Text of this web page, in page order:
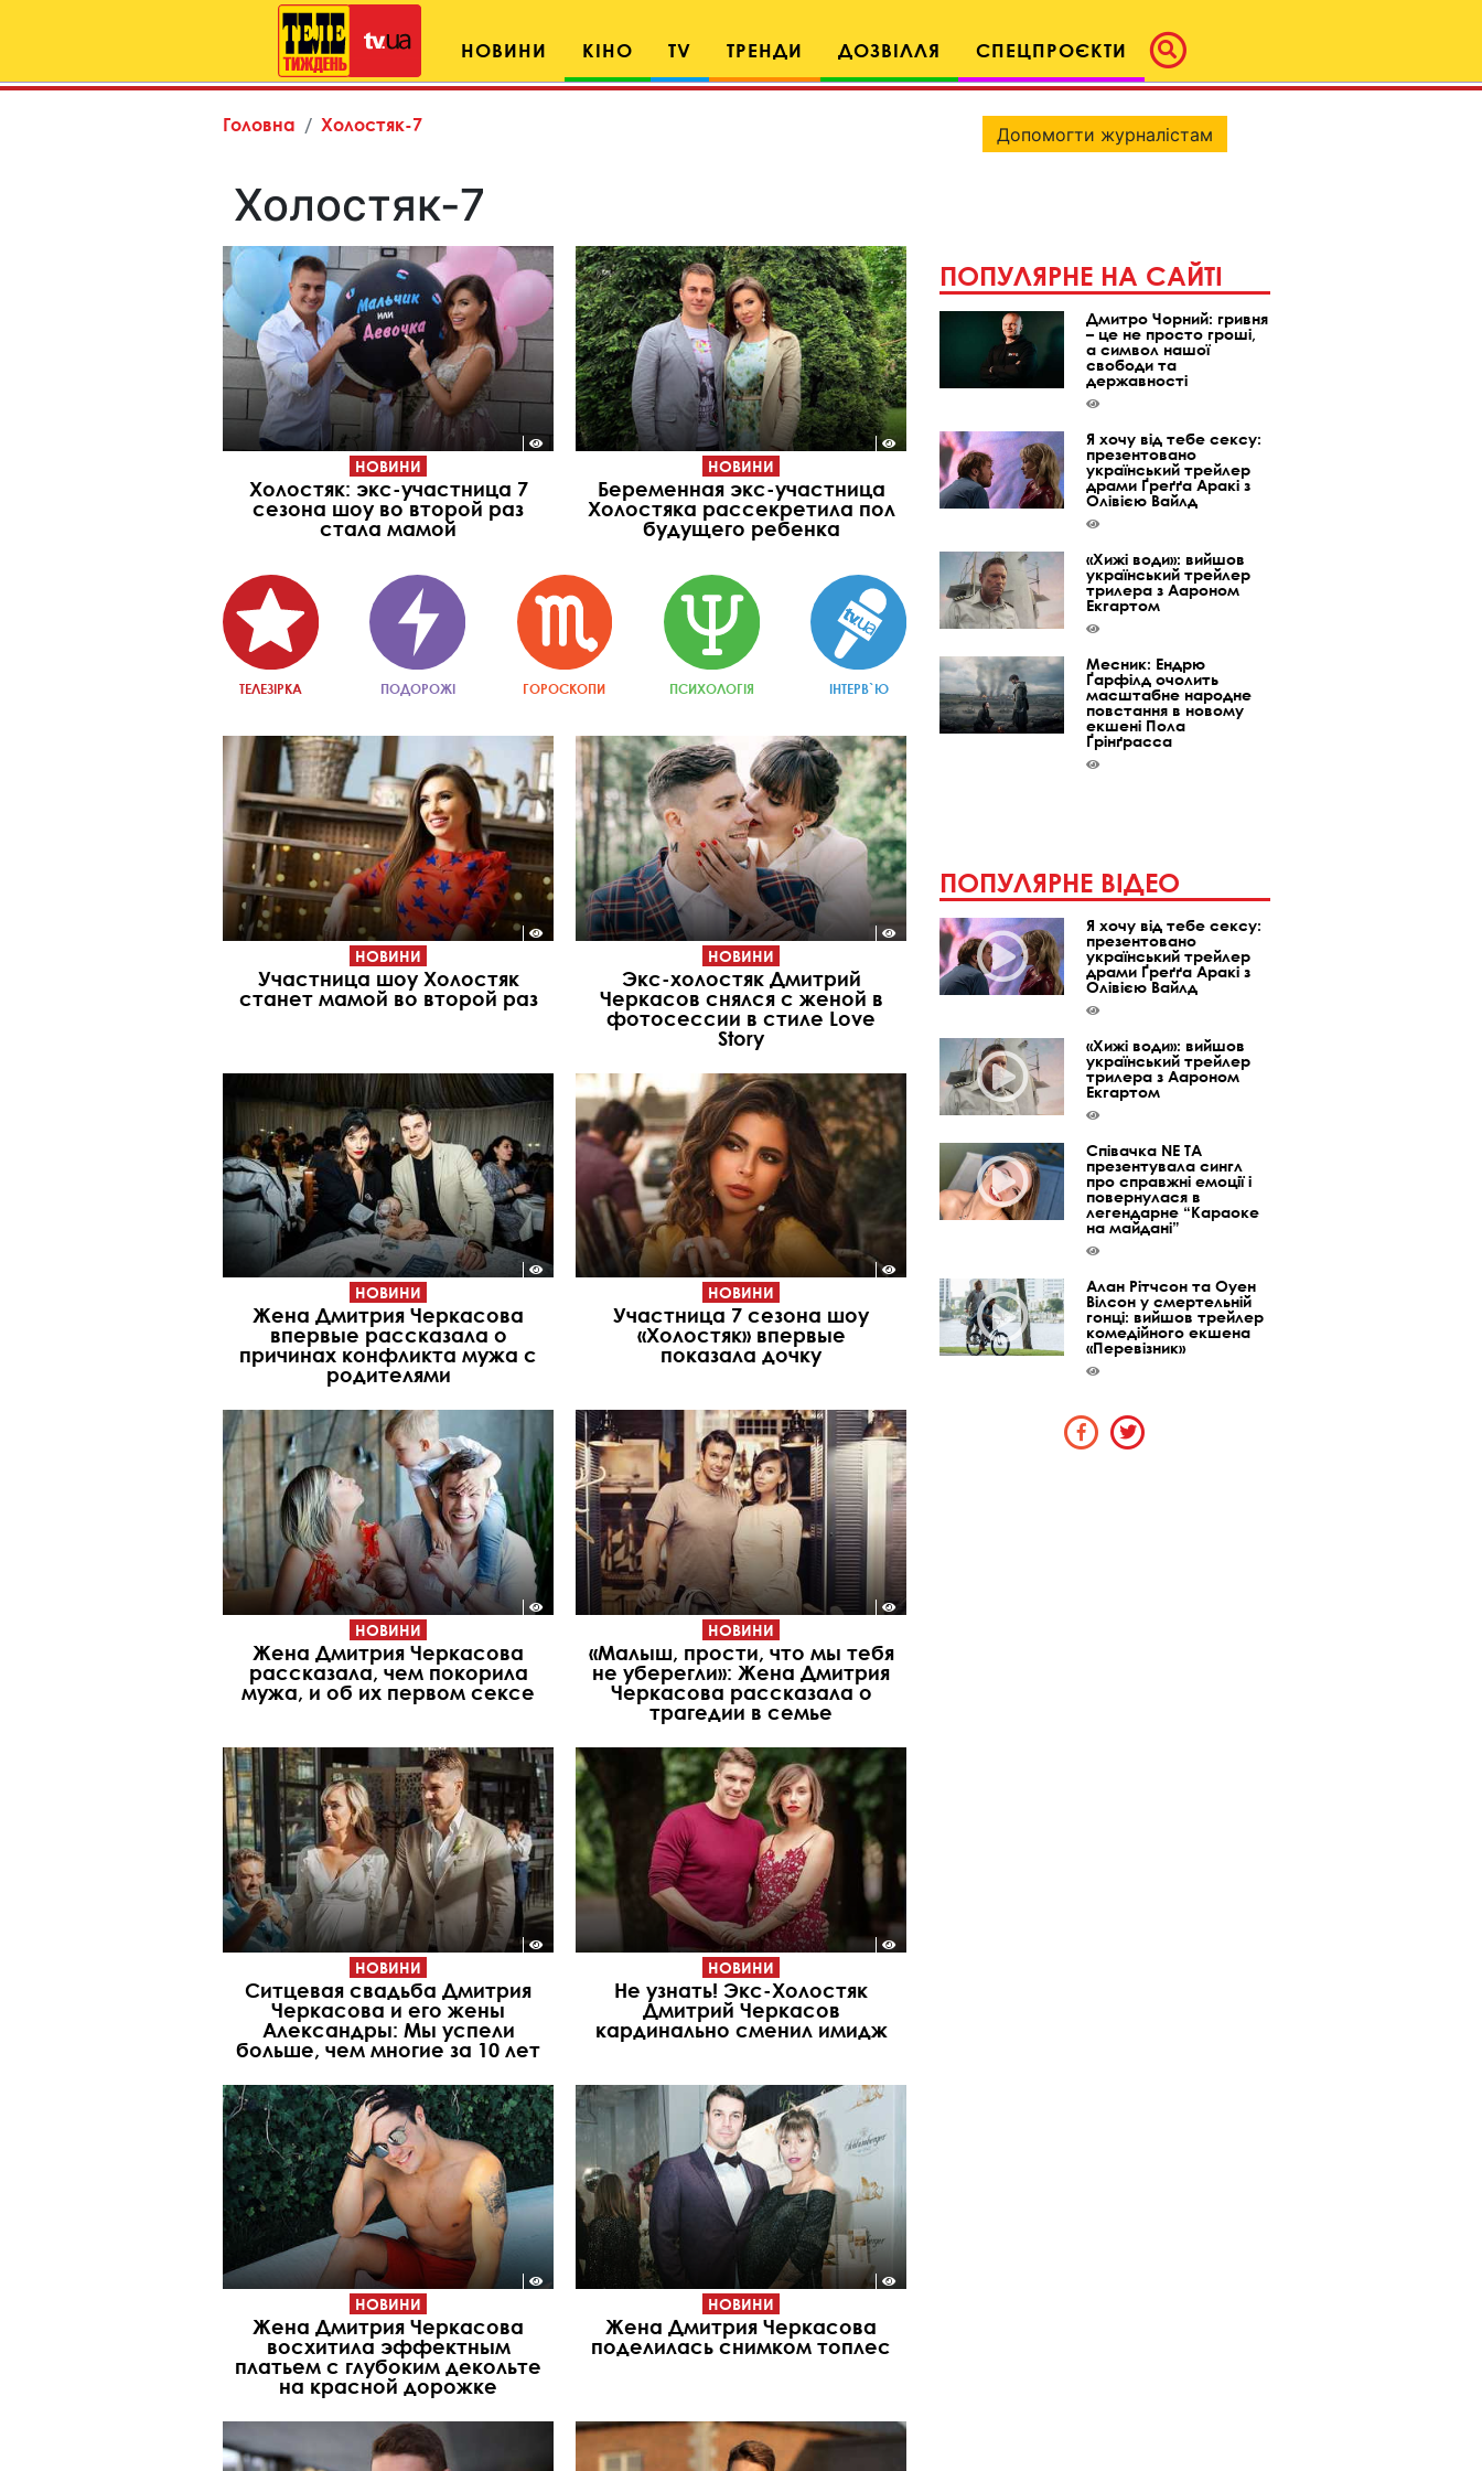
НОВИНИ КІНО TV ТРЕНДИ ДОЗВІЛЛЯ СПЕЦПРОЄКТИ
Головна Холостяк-7
Холостяк-7
НОВИНИ
Холостяк: экс-участница 7
сезона шоу во второй раз
стала мамой
НОВИНИ
Беременная экс-участница
Холостяка рассекретила пол
будущего ребенка
ТЕЛЕЗІРКА ПОДОРОЖІ ГОРОСКОПИ ПСИХОЛОГІЯ ІНТЕРВ`Ю
НОВИНИ
Участница шоу Холостяк
станет мамой во второй раз
НОВИНИ
Экс-холостяк Дмитрий
Черкасов снялся с женой в
фотосессии в стиле Love
Story
НОВИНИ
Жена Дмитрия Черкасова
впервые рассказала о
причинах конфликта мужа с
родителями
НОВИНИ
Участница 7 сезона шоу
«Холостяк» впервые
показала дочку
НОВИНИ
Жена Дмитрия Черкасова
рассказала, чем покорила
мужа, и об их первом сексе
НОВИНИ
«Малыш, прости, что мы тебя
не уберегли»: Жена Дмитрия
Черкасова рассказала о
трагедии в семье
НОВИНИ
Ситцевая свадьба Дмитрия
Черкасова и его жены
Александры: Мы успели
больше, чем многие за 10 лет
НОВИНИ
Не узнать! Экс-Холостяк
Дмитрий Черкасов
кардинально сменил имидж
НОВИНИ
Жена Дмитрия Черкасова
восхитила эффектным
платьем с глубоким декольте
на красной дорожке
НОВИНИ
Жена Дмитрия Черкасова
поделилась снимком топлес
Допомогти журналістам
ПОПУЛЯРНЕ НА САЙТІ
Дмитро Чорний: гривня
– це не просто гроші,
а символ нашої
свободи та
державності
Я хочу від тебе сексу:
презентовано
український трейлер
драми Ґреґґа Аракі з
Олівією Вайлд
«Хижі води»: вийшов
український трейлер
трилера з Аароном
Екгартом
Месник: Ендрю
Ґарфілд очолить
масштабне народне
повстання в новому
екшені Пола
Ґрінґрасса
ПОПУЛЯРНЕ ВІДЕО
Я хочу від тебе сексу:
презентовано
український трейлер
драми Ґреґґа Аракі з
Олівією Вайлд
«Хижі води»: вийшов
український трейлер
трилера з Аароном
Екгартом
Співачка NE TA
презентувала сингл
про справжні емоції і
повернулася в
легендарне “Караоке
на майдані”
Алан Рітчсон та Оуен
Вілсон у смертельній
гонці: вийшов трейлер
комедійного екшена
«Перевізник»